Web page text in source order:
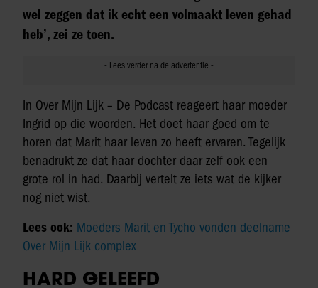
wel zeggen dat ik echt een volmaakt leven gehad
heb’, zei ze toen.
In Over Mijn Lijk – De Podcast reageert haar moeder
Ingrid op die woorden. Het doet haar goed om te
horen dat Marit haar leven zo heeft ervaren. Tegelijk
benadrukt ze dat haar dochter daar zelf ook een
grote rol in had. Daarbij vertelt ze iets wat de kijker
nog niet wist.
Lees ook: Moeders Marit en Tycho vonden deelname
Over Mijn Lijk complex
HARD GELEEFD